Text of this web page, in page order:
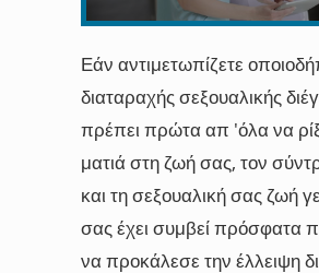
Εάν αντιμετωπίζετε
διαταραχής σεξουαλικής
πρέπει πρώτα απ 'όλα να
ματιά στη ζωή σας, τον
και τη σεξουαλική σας ζωή
σας έχει συμβεί πρόσφατα
να προκάλεσε την έλλειψη